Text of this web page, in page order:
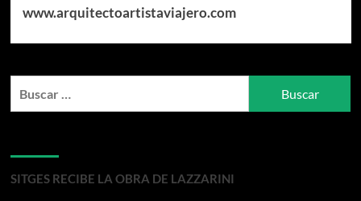
www.arquitectoartistaviajero.com
SITGES RECIBE LA OBRA DE LAZZARINI